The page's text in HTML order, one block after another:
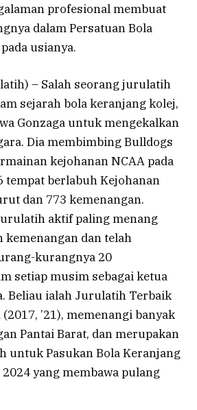
profesional membuat
dalam Persatuan Bola
usianya.
– Salah seorang jurulatih
sejarah bola keranjang kolej,
Gonzaga untuk mengekalkan
Dia membimbing Bulldogs
kejohanan NCAA pada
tempat berlabuh Kejohanan
dan 773 kemenangan.
aktif paling menang
kemenangan dan telah
kurangnya 20
setiap musim sebagai ketua
Beliau ialah Jurulatih Terbaik
’21), memenangi banyak
Pantai Barat, dan merupakan
untuk Pasukan Bola Keranjang
yang membawa pulang